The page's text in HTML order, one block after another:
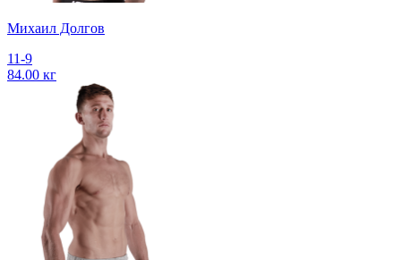
Михаил Долгов
11-9
84.00 кг